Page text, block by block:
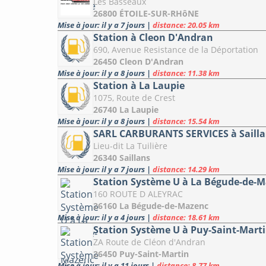
26800 ÉTOILE-SUR-RHôNE
Mise à jour: il y a 7 jours | distance: 20.05 km
Station à Cleon D'Andran
690, Avenue Resistance de la Déportation
26450 Cleon D'Andran
Mise à jour: il y a 8 jours | distance: 11.38 km
Station à La Laupie
1075, Route de Crest
26740 La Laupie
Mise à jour: il y a 8 jours | distance: 15.54 km
SARL CARBURANTS SERVICES à
Lieu-dit La Tuilière
26340 Saillans
Mise à jour: il y a 7 jours | distance: 14.29 km
Station Système U à La Bégude-de-
160 ROUTE D ALEYRAC
26160 La Bégude-de-Mazenc
Mise à jour: il y a 4 jours | distance: 18.61 km
Station Système U à Puy-Saint-
ZA Route de Cléon d'Andran
26450 Puy-Saint-Martin